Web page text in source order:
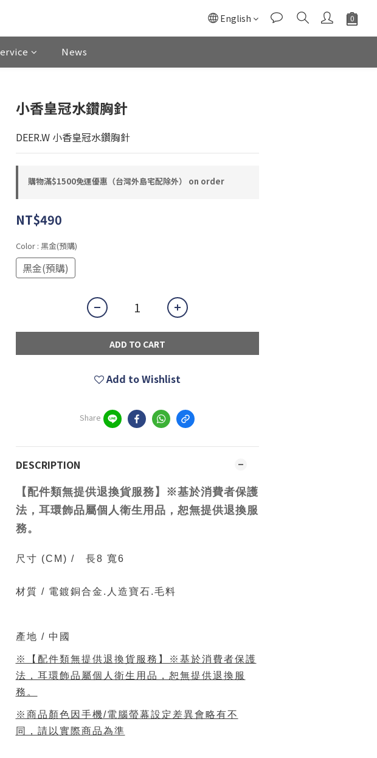
English
News
小香皇冠水鑽胸針
DEER.W 小香皇冠水鑽胸針
購物滿$1500免運優惠（台灣外島宅配除外） on order
NT$490
Color : 黑金(預購)
黑金(預購)
ADD TO CART
Add to Wishlist
Share
DESCRIPTION
【配件類無提供退換貨服務】※基於消費者保護
法，耳環飾品屬個人衛生用品，恕無提供退換服
務。
尺寸 (CM) / 長8 寬6
材質 / 電鍍銅合金.人造寶石.毛料
產地 / 中國
※【配件類無提供退換貨服務】※基於消費者保護
法，耳環飾品屬個人衛生用品，恕無提供退換服
務。
※商品顏色因手機/電腦螢幕設定差異會略有不
同，請以實際商品為準